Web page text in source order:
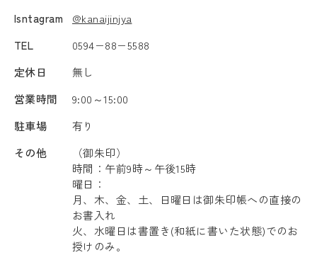
Isntagram
@kanaijinjya
TEL
0594−88−5588
定休日
無し
営業時間
9:00～15:00
駐車場
有り
その他
（御朱印）
時間：午前9時～午後15時
曜日：
月、木、金、土、日曜日は御朱印帳への直接の
お書入れ
火、水曜日は書置き(和紙に書いた状態)でのお
授けのみ。